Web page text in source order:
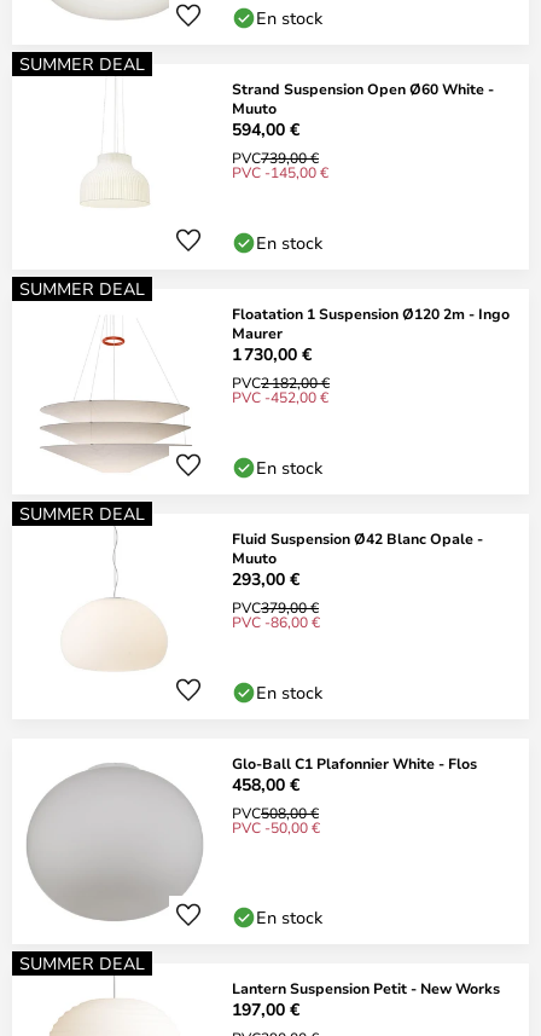
En stock
SUMMER DEAL
Strand Suspension Open Ø60 White -
Muuto
594,00 €
PVC739,00 €
PVC -145,00 €
En stock
SUMMER DEAL
Floatation 1 Suspension Ø120 2m - Ingo
Maurer
1 730,00 €
PVC2 182,00 €
PVC -452,00 €
En stock
SUMMER DEAL
Fluid Suspension Ø42 Blanc Opale -
Muuto
293,00 €
PVC379,00 €
PVC -86,00 €
En stock
Glo-Ball C1 Plafonnier White - Flos
458,00 €
PVC508,00 €
PVC -50,00 €
En stock
SUMMER DEAL
Lantern Suspension Petit - New Works
197,00 €